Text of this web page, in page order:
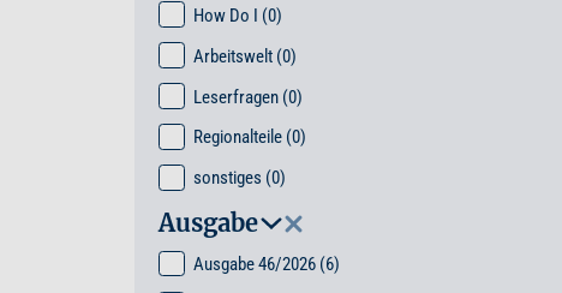
How Do I (0)
Arbeitswelt (0)
Leserfragen (0)
Regionalteile (0)
sonstiges (0)
Ausgabe
Ausgabe 46/2026 (6)